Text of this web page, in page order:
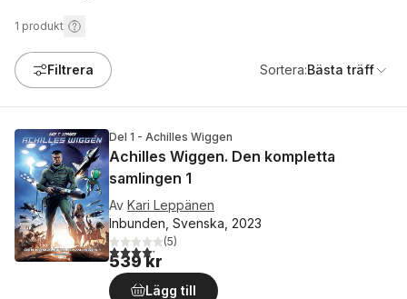
1 produkt
Filtrera Sortera:Bästa träff
Del 1 - Achilles Wiggen
Achilles Wiggen. Den kompletta
samlingen 1
Av Kari Leppänen
Inbunden, Svenska, 2023
4,2utav 5 stjärnor. Totalt antal röster:
(5)
539 kr
Lägg till